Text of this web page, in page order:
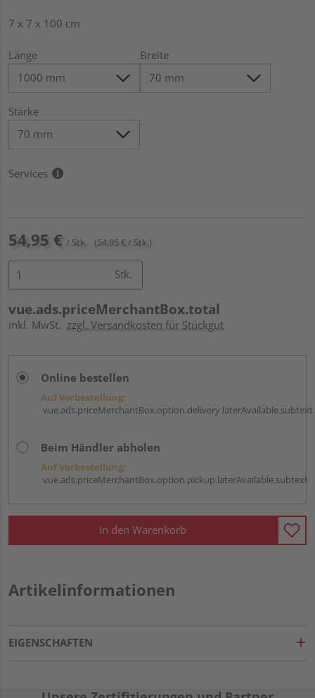
7 x 7 x 100 cm
Länge Breite
Stärke
Services
54,95 € / Stk. (54,95 € / Stk.)
Stk.
vue.ads.priceMerchantBox.total
inkl. MwSt. zzgl. Versandkosten für Stückgut
Online bestellen
Auf Vorbestellung:
vue.ads.priceMerchantBox.option.delivery.laterAvailable.subtext
Beim Händler abholen
Auf Vorbestellung:
vue.ads.priceMerchantBox.option.pickup.laterAvailable.subtext
In den Warenkorb
Artikelinformationen
EIGENSCHAFTEN